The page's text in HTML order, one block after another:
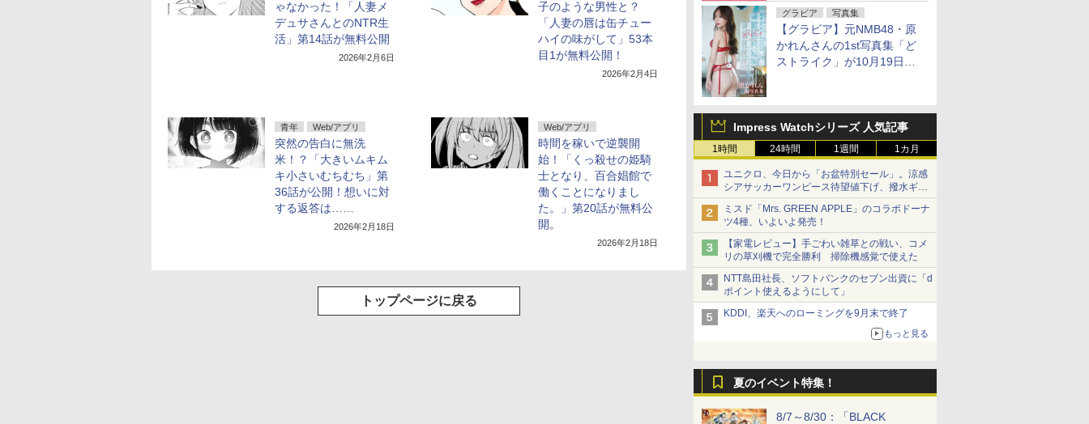
グラビア 写真集
【グラビア】元NMB48・原
かれんさんの1st写真集「ど
ストライク」が10月19日発
Impress Watchシリーズ 人気記事
1時間 24時間 1週間 1カ月
ユニクロ、今日から「お盆特別セール」。涼感
シアサッカーワンピース待望値下げ、撥水ギア
ショーツは1990円に
ミスド「Mrs. GREEN APPLE」のコラボドーナ
ツ4種、いよいよ発売！
【家電レビュー】手ごわい雑草との戦い、コメ
リの草刈機で完全勝利 掃除機感覚で使えた
NTT島田社長、ソフトバンクのセブン出資に「d
ポイント使えるようにして」
KDDI、楽天へのローミングを9月末で終了
もっと見る
夏のイベント特集！
8/7～8/30：「BLACK
ゃなかった！「人妻メ
デュサさんとのNTR生
活」第14話が無料公開
2026年2月6日
子のような男性と？
「人妻の唇は缶チュー
ハイの味がして」53本
目1が無料公開！
2026年2月4日
青年 Web/アプリ
突然の告白に無洗
米！？「大きいムキム
キ小さいむちむち」第
36話が公開！想いに対
する返答は……
2026年2月18日
Web/アプリ
時間を稼いで逆襲開
始！「くっ殺せの姫騎
士となり、百合娼館で
働くことになりまし
た。」第20話が無料公
開。
2026年2月18日
トップページに戻る